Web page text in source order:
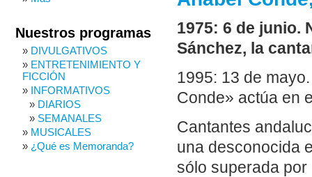
1975: 6 de junio.
Sánchez, la
1995: 13 de
Conde» actúa en
Cantantes
una desconocida
sólo superada por
Nuestros programas
DIVULGATIVOS
ENTRETENIMIENTO Y
FICCIÓN
INFORMATIVOS
DIARIOS
SEMANALES
MUSICALES
¿Qué es Memoranda?